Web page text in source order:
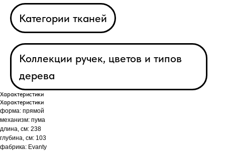
Категории тканей
Коллекции ручек, цветов и типов
дерева
Характеристики
Характеристики
форма: прямой
механизм: пума
длина, см: 238
глубина, см: 103
фабрика: Evanty